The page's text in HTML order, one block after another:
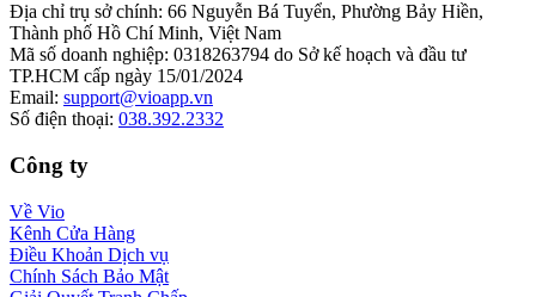
Địa chỉ trụ sở chính: 66 Nguyễn Bá Tuyển, Phường Bảy Hiền,
Thành phố Hồ Chí Minh, Việt Nam
Mã số doanh nghiệp: 0318263794 do Sở kế hoạch và đầu tư
TP.HCM cấp ngày 15/01/2024
Email: support@vioapp.vn
Số điện thoại: 038.392.2332
Công ty
Về Vio
Kênh Cửa Hàng
Điều Khoản Dịch vụ
Chính Sách Bảo Mật